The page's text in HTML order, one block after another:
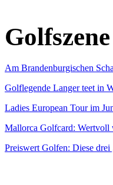
Am Brandenburgischen
Golflegende Langer teet in
Ladies European Tour im
Mallorca Golfcard: Wertvoll
Preiswert Golfen: Diese